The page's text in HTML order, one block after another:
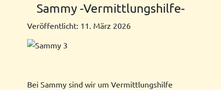
Sammy -Vermittlungshilfe-
Veröffentlicht: 11. März 2026
Bei Sammy sind wir um Vermittlungshilfe